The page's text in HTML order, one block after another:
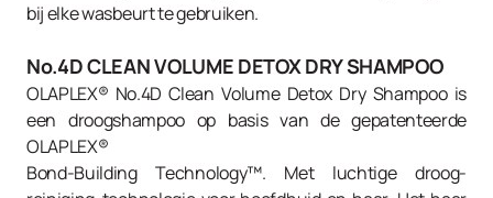
bij elke wasbeurt te gebruiken.
No.4D CLEAN VOLUME DETOX DRY SHAMPOO
OLAPLEX® No.4D Clean Volume Detox Dry Shampoo is
een droogshampoo op basis van de gepatenteerde
OLAPLEX®
Bond-Building Technology™. Met luchtige droog-